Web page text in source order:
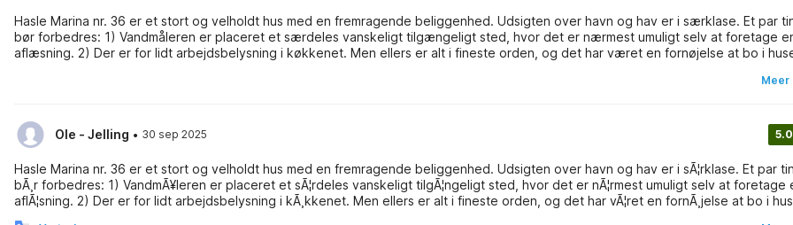
Hasle Marina nr. 36 er et stort og velholdt hus med en fremragende beliggenhed. Udsigten over havn og hav er i særklase. Et par ting
bør forbedres: 1) Vandmåleren er placeret et særdeles vanskeligt tilgængeligt sted, hvor det er nærmest umuligt selv at foretage
aflæsning. 2) Der er for lidt arbejdsbelysning i køkkenet. Men ellers er alt i fineste orden, og det har været en fornøjelse at bo i huset i
Meer
Ole - Jelling · 30 sep 2025 5.0
Hasle Marina nr. 36 er et stort og velholdt hus med en fremragende beliggenhed. Udsigten over havn og hav er i sÃ¦rklase. Et par ting
bÃ¸r forbedres: 1) VandmÃ¥leren er placeret et sÃ¦rdeles vanskeligt tilgÃ¦ngeligt sted, hvor det er nÃ¦rmest umuligt selv at foretage
aflÃ¦sning. 2) Der er for lidt arbejdsbelysning i kÃ¸kkenet. Men ellers er alt i fineste orden, og det har vÃ¦ret en fornÃ¸jelse at bo i huset i